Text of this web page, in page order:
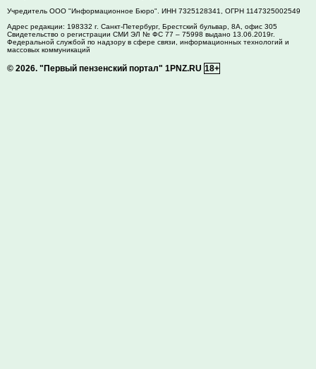
Учредитель ООО "Информационное Бюро". ИНН 7325128341, ОГРН 1147325002549
Адрес редакции: 198332 г. Санкт-Петербург, Брестский бульвар, 8А, офис 305
Свидетельство о регистрации СМИ ЭЛ № ФС 77 – 75998 выдано 13.06.2019г.
Федеральной службой по надзору в сфере связи, информационных технологий и
массовых коммуникаций
© 2026. "Первый пензенский портал" 1PNZ.RU 18+